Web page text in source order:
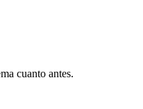
cuanto antes.